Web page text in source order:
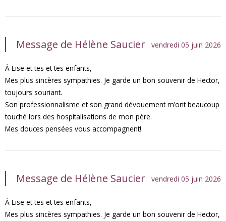
Message de Hélène Saucier vendredi 05 juin 2026
À Lise et tes et tes enfants,
Mes plus sincères sympathies. Je garde un bon souvenir de Hector,
toujours souriant.
Son professionnalisme et son grand dévouement m’ont beaucoup
touché lors des hospitalisations de mon père.
Mes douces pensées vous accompagnent!
Message de Hélène Saucier vendredi 05 juin 2026
À Lise et tes et tes enfants,
Mes plus sincères sympathies. Je garde un bon souvenir de Hector,